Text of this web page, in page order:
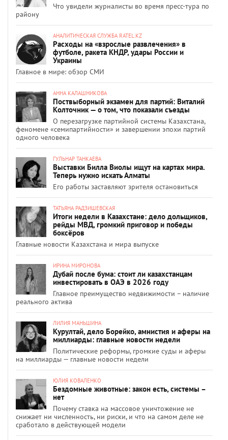
Что увидели журналисты во время пресс-тура по
району
АНАЛИТИЧЕСКАЯ СЛУЖБА RATEL.KZ
Расходы на «взрослые развлечения» в
футболе, ракета КНДР, удары России и
Украины
Главное в мире: обзор СМИ
АННА КАЛАШНИКОВА
Поствыборный экзамен для партий: Виталий
Колточник — о том, что показали съезды
О перезагрузке партийной системы Казахстана,
феномене «семипартийности» и завершении эпохи партий
одного человека
ГУЛЬНАР ТАНКАЕВА
Выставки Билла Виолы ищут на картах мира.
Теперь нужно искать Алматы
Его работы заставляют зрителя остановиться
ТАТЬЯНА РАДЗИШЕВСКАЯ
Итоги недели в Казахстане: дело дольщиков,
рейды МВД, громкий приговор и победы
боксёров
Главные новости Казахстана и мира выпуске
ИРИНА МИРОНОВА
Дубай после бума: стоит ли казахстанцам
инвестировать в ОАЭ в 2026 году
Главное преимущество недвижимости – наличие
реального актива
ЛИЛИЯ МАНЬШИНА
Курултай, дело Борейко, амнистия и аферы на
миллиарды: главные новости недели
Политические реформы, громкие суды и аферы
на миллиарды — главные новости недели
ЮЛИЯ КОВАЛЕНКО
Бездомные животные: закон есть, системы –
нет
Почему ставка на массовое уничтожение не
снижает ни численность, ни риски, и что на самом деле не
сработало в действующей модели